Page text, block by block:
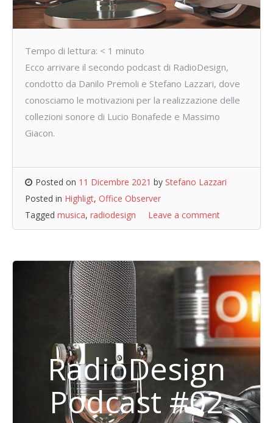
Tempo di lettura: < 1 minuto
Ecco arrivare il secondo podcast di RadioDesign,
condotto da Danilo Premoli e Stefano Lazzari, dove
conosciamo le motivazioni per la realizzazione delle
collezioni sonore di Lucio Bonafede e Massimo
Giacon.
Posted on 11 Dicembre 2021 by Stefano Lazzari
Posted in Highligt, Office Observer
Tagged musica, radiodesign Leave a comment
RadioDesign
Podcast #02